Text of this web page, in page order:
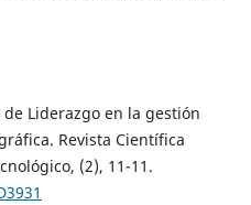
Liderazgo en la gestión
Revista Científica
(2), 11-11.